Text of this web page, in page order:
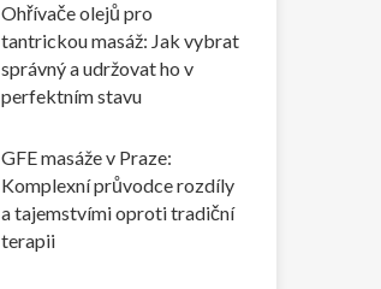
Ohřívače olejů pro
tantrickou masáž: Jak vybrat
správný a udržovat ho v
perfektním stavu
GFE masáže v Praze:
Komplexní průvodce rozdíly
a tajemstvími oproti tradiční
terapii